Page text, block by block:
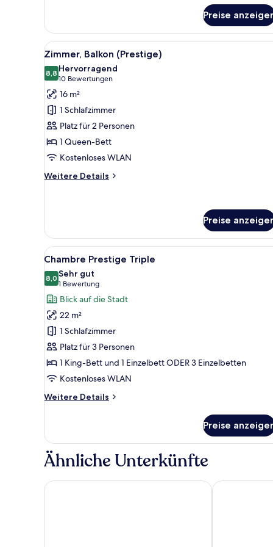
Doppelzimmer
Preise
Alle
Fotos
für
Zimmer,
Balkon
(Prestige)
anzeigen
Ein ordentlich bezogenes
13
Zimmer, Balkon (Prestige)
8,88,8 von 10
Hervorragend
10 Bewertungen
(10
Bewertungen)
16 m²
1 Schlafzimmer
Platz für 2 Personen
1 Queen-Bett
Kostenloses WLAN
Weitere Details
Weitere
(Prestige)
Preise
Alle
Fotos
für
Chambre
Prestige
Triple
anzeigen
Chambre Prestige Triple |
10
Chambre Prestige Triple
8,08,0 von 10
Sehr gut
1 Bewertung
(1
Bewertung)
Blick auf die Stadt
22 m²
1 Schlafzimmer
Platz für 3 Personen
1 King-Bett und 1 Einzelbett ODER 3 Einzelbetten
Kostenloses WLAN
Weitere Details
Weitere
Prestige
Triple
Preise
Ähnliche Unterkünfte
HOTEL AMBASSADOR NICE The Jay